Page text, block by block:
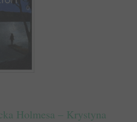
Holmesa – Krystyna